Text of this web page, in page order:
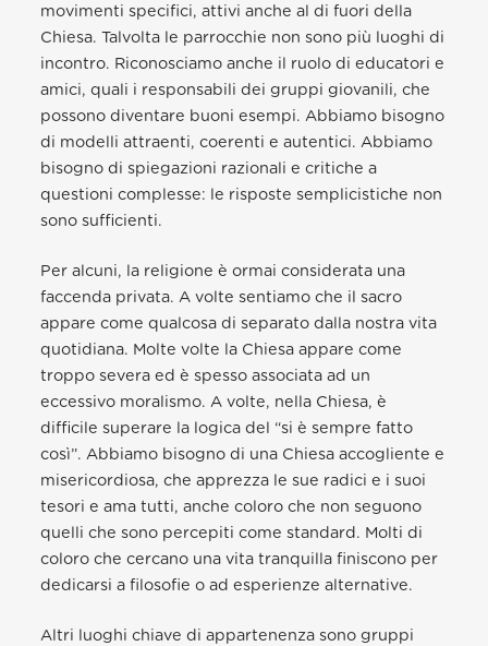
movimenti specifici, attivi anche al di fuori della
Chiesa. Talvolta le parrocchie non sono più luoghi di
incontro. Riconosciamo anche il ruolo di educatori e
amici, quali i responsabili dei gruppi giovanili, che
possono diventare buoni esempi. Abbiamo bisogno
di modelli attraenti, coerenti e autentici. Abbiamo
bisogno di spiegazioni razionali e critiche a
questioni complesse: le risposte semplicistiche non
sono sufficienti.
Per alcuni, la religione è ormai considerata una
faccenda privata. A volte sentiamo che il sacro
appare come qualcosa di separato dalla nostra vita
quotidiana. Molte volte la Chiesa appare come
troppo severa ed è spesso associata ad un
eccessivo moralismo. A volte, nella Chiesa, è
difficile superare la logica del “si è sempre fatto
così”. Abbiamo bisogno di una Chiesa accogliente e
misericordiosa, che apprezza le sue radici e i suoi
tesori e ama tutti, anche coloro che non seguono
quelli che sono percepiti come standard. Molti di
coloro che cercano una vita tranquilla finiscono per
dedicarsi a filosofie o ad esperienze alternative.
Altri luoghi chiave di appartenenza sono gruppi